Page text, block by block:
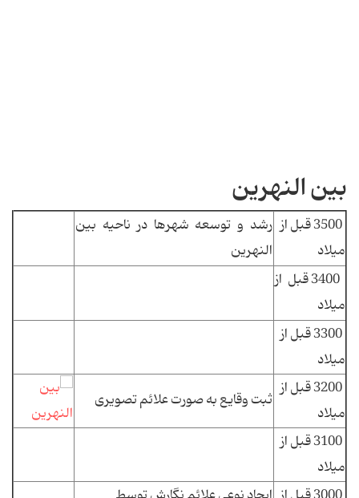
بین النهرین
3500 قبل از
میلاد
رشد و توسعه شهرها در ناحیه بین
النهرین
3400 قبل از
میلاد
3300 قبل از
میلاد
3200 قبل از
میلاد
ثبت وقایع به صورت علائم تصویری
3100 قبل از
میلاد